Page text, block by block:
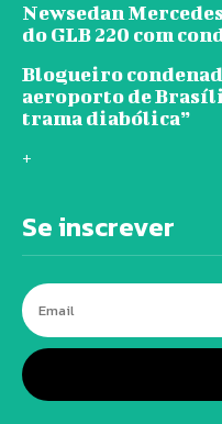
Newsedan
do GLB 220 com
Blogueiro
aeroporto de
trama diabólica”
+
Se inscrever